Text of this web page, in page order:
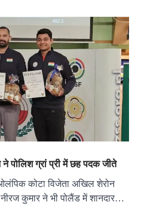
ग्रां प्री में छह पदक जीते
कोटा विजेता अखिल शेरोन
कुमार ने भी पोलैंड में शानदार…